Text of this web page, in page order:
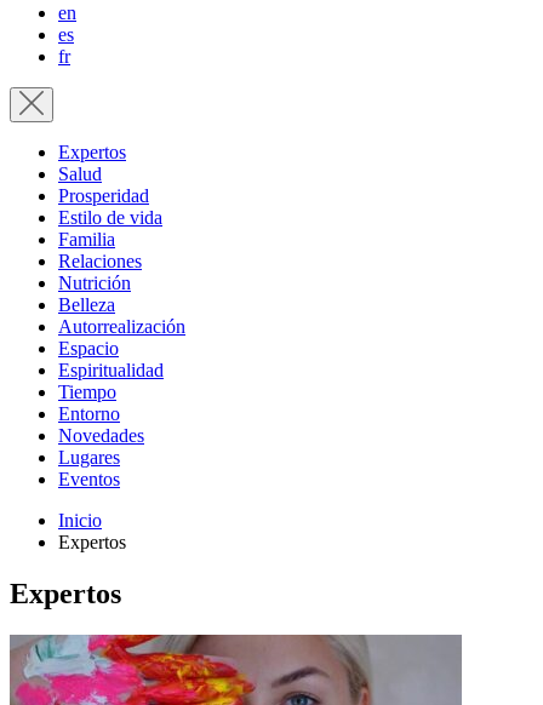
en
es
fr
Expertos
Salud
Prosperidad
Estilo de vida
Familia
Relaciones
Nutrición
Belleza
Autorrealización
Espacio
Espiritualidad
Tiempo
Entorno
Novedades
Lugares
Eventos
Inicio
Expertos
Expertos